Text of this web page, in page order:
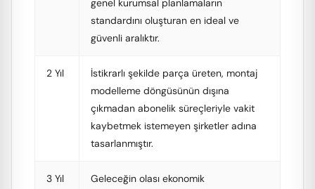
genel kurumsal planlamaların
standardını oluşturan en ideal ve
güvenli aralıktır.
2 Yıl
İstikrarlı şekilde parça üreten, montaj
modelleme döngüsünün dışına
çıkmadan abonelik süreçleriyle vakit
kaybetmek istemeyen şirketler adına
tasarlanmıştır.
3 Yıl
Geleceğin olası ekonomik